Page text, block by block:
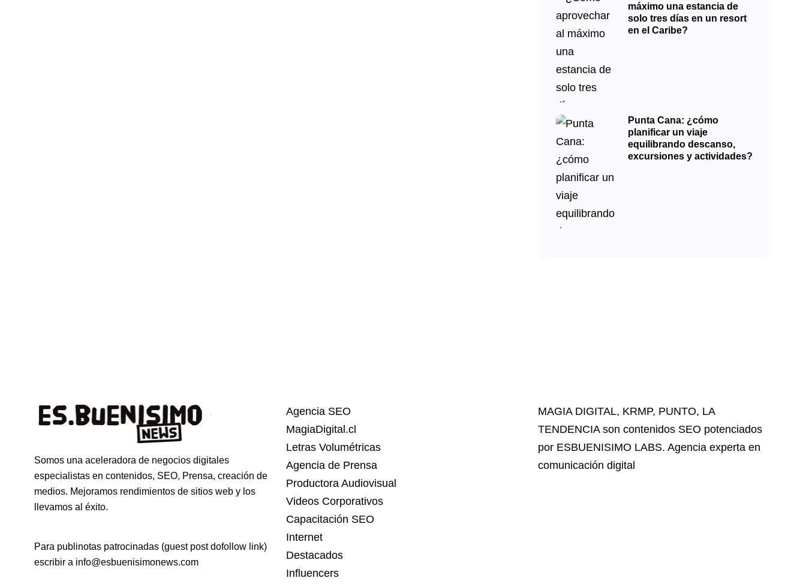
máximo una estancia de
solo tres días en un resort
en el Caribe?
Punta Cana: ¿cómo
planificar un viaje
equilibrando descanso,
excursiones y actividades?
Somos una aceleradora de negocios digitales
especialistas en contenidos, SEO, Prensa, creación de
medios. Mejoramos rendimientos de sitios web y los
llevamos al éxito.
Para publinotas patrocinadas (guest post dofollow link)
escribir a info@esbuenisimonews.com
Agencia SEO
MagiaDigital.cl
Letras Volumétricas
Agencia de Prensa
Productora Audiovisual
Videos Corporativos
Capacitación SEO
Internet
Destacados
Influencers
MAGIA DIGITAL, KRMP, PUNTO, LA
TENDENCIAson contenidos SEO potenciados
por ESBUENISIMO LABS. Agencia experta en
comunicación digital